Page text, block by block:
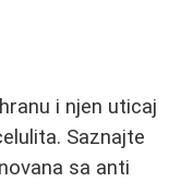
i njen uticaj
Saznajte
sa anti